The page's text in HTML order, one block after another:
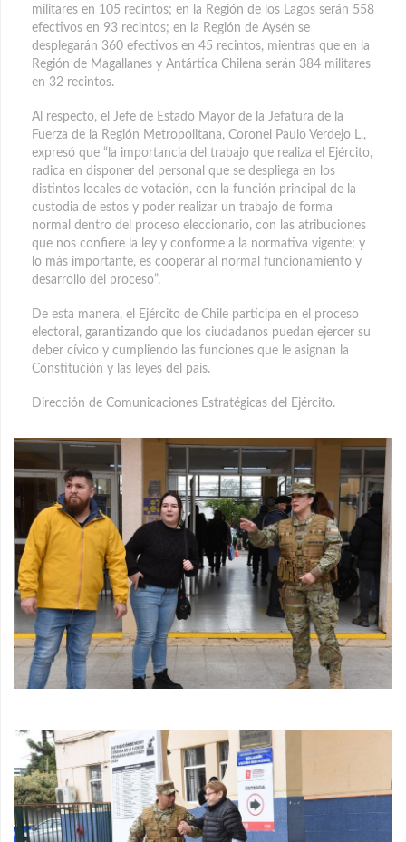
militares en 105 recintos; en la Región de los Lagos serán 558
efectivos en 93 recintos; en la Región de Aysén se
desplegarán 360 efectivos en 45 recintos, mientras que en la
Región de Magallanes y Antártica Chilena serán 384 militares
en 32 recintos.
Al respecto, el Jefe de Estado Mayor de la Jefatura de la
Fuerza de la Región Metropolitana, Coronel Paulo Verdejo L.,
expresó que “la importancia del trabajo que realiza el Ejército,
radica en disponer del personal que se despliega en los
distintos locales de votación, con la función principal de la
custodia de estos y poder realizar un trabajo de forma
normal dentro del proceso eleccionario, con las atribuciones
que nos confiere la ley y conforme a la normativa vigente; y
lo más importante, es cooperar al normal funcionamiento y
desarrollo del proceso”.
De esta manera, el Ejército de Chile participa en el proceso
electoral, garantizando que los ciudadanos puedan ejercer su
deber cívico y cumpliendo las funciones que le asignan la
Constitución y las leyes del país.
Dirección de Comunicaciones Estratégicas del Ejército.